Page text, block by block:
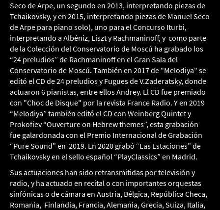
Seco de Arpe, un segundo en 2013, interpretando piezas de
Tchaikovsky, y en 2015, interpretando piezas de Manuel Seco
de Arpe para piano solo), uno para el Concurso Iturbi,
interpretando a Albéniz, Liszt y Rachmaninoff, y como parte
de la Colección del Conservatorio de Moscú ha grabado los
“24 preludios” de Rachmaninoff en el Gran Sala del
Conservatorio de Moscú. También en 2017 de "Melodiya" se
editó el CD de 24 preludios y Fugues de V.Zaderatsky, donde
actuaron 6 pianistas, entre ellos Andrey. El CD fue premiado
con "Choc de Disque" por la revista France Radio. Y en 2019
“Melodiya” también editó el CD con Weinberg Quintet y
Prokofiev “Ouverture on Hebrew themes”, esta grabación
fue galardonada con el Premio Internacional de Grabación
“Pure Sound” en 2019. En 2020 grabó “Las Estaciones” de
Tchaikovsky en el sello español “PlayClassics” en Madrid.
Sus actuaciones han sido retransmitidas por televisión y
radio, y ha actuado en recital o con importantes orquestas
sinfónicas o de cámara en Austria, Bélgica, República Checa,
Romania, Finlandia, Francia, Alemania, Grecia, Suiza, Italia,